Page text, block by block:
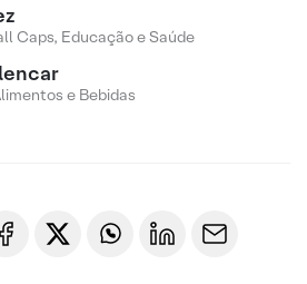
Caps, Educação e Saúde
e Bebidas